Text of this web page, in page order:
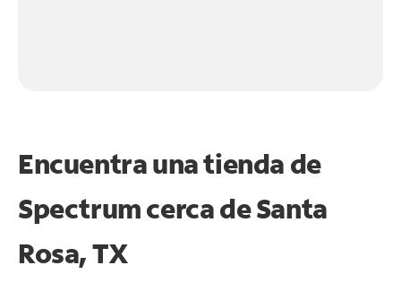
Encuentra una tienda de
Spectrumcerca de Santa
Rosa, TX